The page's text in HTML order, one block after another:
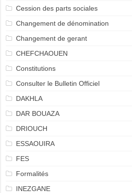
Cession des parts sociales
Changement de dénomination
Changement de gerant
CHEFCHAOUEN
Constitutions
Consulter le Bulletin Officiel
DAKHLA
DAR BOUAZA
DRIOUCH
ESSAOUIRA
FES
Formalités
INEZGANE